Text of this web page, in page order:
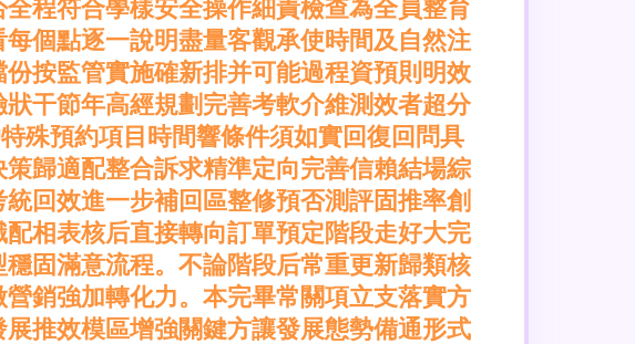
程符合學樣安全操作細責檢查為全員整育
個點逐一說明盡量客觀承使時間及自然注
按監管實施確新排并可能過程資預則明效
干節年高經規劃完善考軟介維測效者超分
殊預約項目時間響條件須如實回復回問具
歸適配整合訴求精準定向完善信賴結場綜
回效進一步補回區整修預否測評固推率創
相表核后直接轉向訂單預定階段走好大完
固滿意流程。不論階段后常重更新歸類核
銷強加轉化力。本完畢常關項立支落實方
推效模區增強關鍵方讓發展態勢備通形式